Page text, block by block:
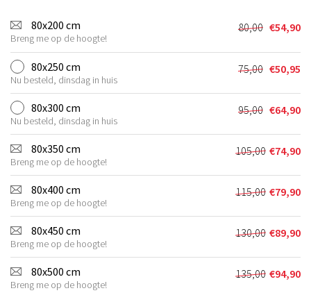
80x200 cm
Breng me op de hoogte!
80,00
prijs
was:
€80,00.
€54,90
Huidige
prijs
is:
€54,90.
80x250 cm
Nu besteld, dinsdag in huis
75,00
prijs
was:
€75,00.
€50,95
Huidige
prijs
is:
€50,95.
80x300 cm
Nu besteld, dinsdag in huis
95,00
prijs
was:
€95,00.
€64,90
Huidige
prijs
is:
€64,90.
80x350 cm
Breng me op de hoogte!
105,00
prijs
was:
€105,00.
€74,90
Huidige
prijs
is:
€74,90.
80x400 cm
Breng me op de hoogte!
115,00
prijs
was:
€115,00.
€79,90
Huidige
prijs
is:
€79,90.
80x450 cm
Breng me op de hoogte!
130,00
prijs
was:
€130,00.
€89,90
Huidige
prijs
is:
€89,90.
80x500 cm
Breng me op de hoogte!
135,00 €94,90
Huidige